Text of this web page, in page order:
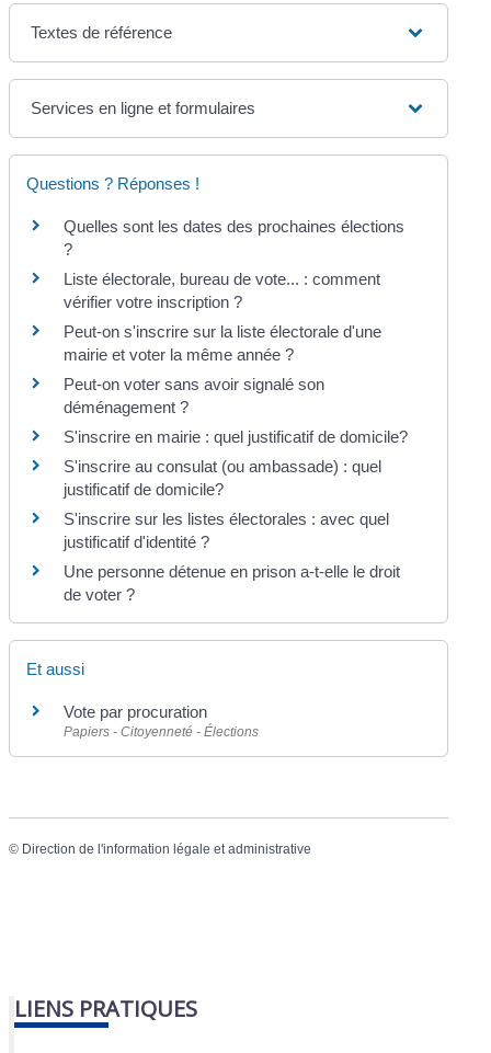
Textes de référence
Services en ligne et formulaires
Questions ? Réponses !
Quelles sont les dates des prochaines élections
?
Liste électorale, bureau de vote... : comment
vérifier votre inscription ?
Peut-on s'inscrire sur la liste électorale d'une
mairie et voter la même année ?
Peut-on voter sans avoir signalé son
déménagement ?
S'inscrire en mairie : quel justificatif de domicile?
S'inscrire au consulat (ou ambassade) : quel
justificatif de domicile?
S'inscrire sur les listes électorales : avec quel
justificatif d'identité ?
Une personne détenue en prison a-t-elle le droit
de voter ?
Et aussi
Vote par procuration
Papiers - Citoyenneté - Élections
© Direction de l'information légale et administrative
LIENS PRATIQUES